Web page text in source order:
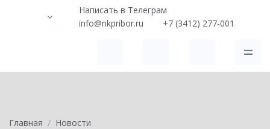
Написать в Телеграм
info@nkpribor.ru
+7 (3412) 277-001
Главная Новости